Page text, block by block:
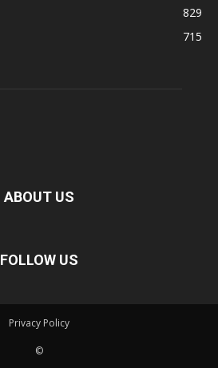
829
715
ABOUT US
FOLLOW US
Privacy Policy
©